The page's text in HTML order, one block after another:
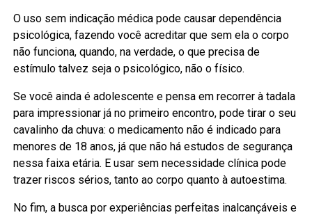
O uso sem indicação médica pode causar dependência
psicológica, fazendo você acreditar que sem ela o corpo
não funciona, quando, na verdade, o que precisa de
estímulo talvez seja o psicológico, não o físico.
Se você ainda é adolescente e pensa em recorrer à tadala
para impressionar já no primeiro encontro, pode tirar o seu
cavalinho da chuva: o medicamento não é indicado para
menores de 18 anos, já que não há estudos de segurança
nessa faixa etária. E usar sem necessidade clínica pode
trazer riscos sérios, tanto ao corpo quanto à autoestima.
No fim, a busca por experiências perfeitas inalcançáveis e